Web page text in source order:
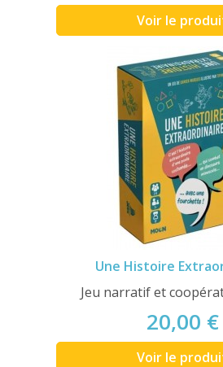
Voir le
Une Histoire
Jeu narratif et
20,00 €
Voir le